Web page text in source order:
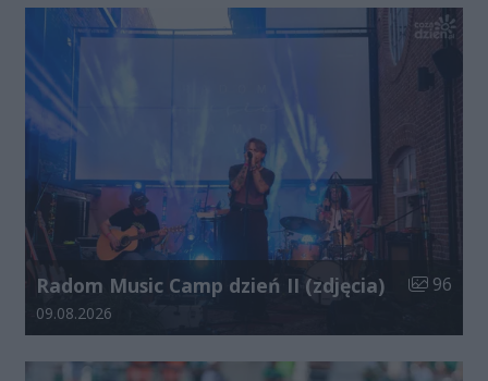
Radom Music Camp dzień II (zdjęcia) Liczba
96
Data dodania galerii:
09.08.2026